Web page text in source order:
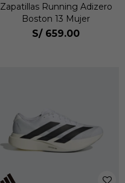
Zapatillas Running Adizero
Boston 13 Mujer
S/ 659.00